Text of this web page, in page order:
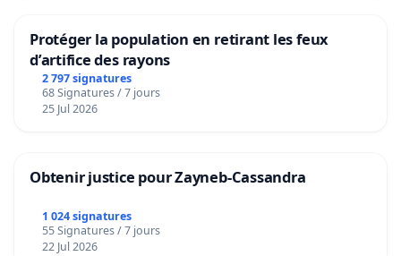
Protéger la population en retirant les feux
d’artifice des rayons
2 797 signatures
68 Signatures / 7 jours
25 Jul 2026
Obtenir justice pour Zayneb-Cassandra
1 024 signatures
55 Signatures / 7 jours
22 Jul 2026